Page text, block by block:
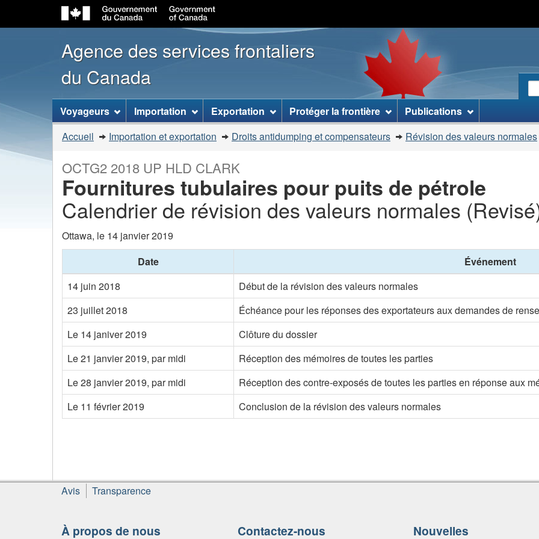
au
contenu
principal
à
« À
propos
site »
à
la
version
simplifiée
Agence des services frontaliers
du Canada
le
Menu
des
sujets
Voyageurs Importation Exportation Protéger la frontière Publications
Vous
êtes
Accueil Importation et exportation Droits antidumping et compensateurs Révision des valeurs normales
OCTG2 2018 UP HLD CLARK
Fournitures tubulaires pour puits de pétrole
Calendrier de révision des valeurs normales
Ottawa, le 14 janvier 2019
Date
Événement
14 juin 2018
Début de la révision des valeurs normales
23 juillet 2018
Échéance pour les réponses des exportateurs aux demandes de
Le 14 janiver 2019
Clôture du dossier
Le 21 janvier 2019, par midi
Réception des mémoires de toutes les parties
Le 28 janvier 2019, par midi
Réception des contre-exposés de toutes les parties en réponse aux
Le 11 février 2019
Conclusion de la révision des valeurs normales
À
propos
ce
Avis Transparence
À propos de nous Contactez-nous Nouvelles